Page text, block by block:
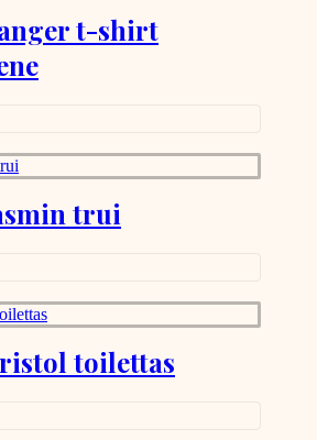
t-shirt
trui
toilettas